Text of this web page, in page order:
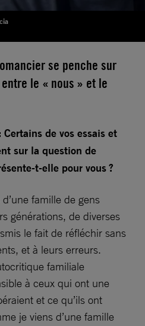
se penche sur
le « nous » et le
de vos essais et
sur la question de
t-elle pour vous ?
famille de gens
générations, de diverses
le fait de réfléchir sans
et à leurs erreurs.
familiale
à ceux qui ont une
et ce qu’ils ont
je viens d’une famille